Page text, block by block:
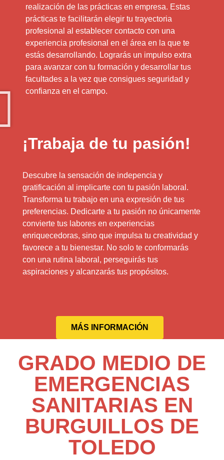
realización de las prácticas en empresa. Estas
prácticas te facilitarán elegir tu trayectoria
profesional al establecer contacto con una
experiencia profesional en el área en la que te
estás desarrollando. Lograrás un impulso extra
para avanzar con tu formación y desarrollar tus
facultades a la vez que consigues seguridad y
confianza en el campo.
¡Trabaja de tu pasión!
Descubre la sensación de indepencia y
gratificación al implicarte con tu pasión laboral.
Transforma tu trabajo en una expresión de tus
preferencias. Dedicarte a tu pasión no únicamente
convierte tus labores en experiencias
enriquecedoras, sino que impulsa tu creatividad y
favorece a tu bienestar. No solo te conformarás
con una rutina laboral, perseguirás tus
aspiraciones y alcanzarás tus propósitos.
MÁS INFORMACIÓN
GRADO MEDIO DE
EMERGENCIAS
SANITARIAS EN
BURGUILLOS DE
TOLEDO